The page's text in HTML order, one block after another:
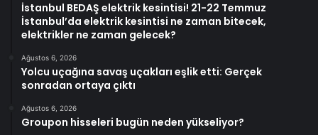
İstanbul BEDAŞ elektrik kesintisi! 21-22 Temmuz
İstanbul’da elektrik kesintisi ne zaman bitecek,
elektrikler ne zaman gelecek?
Ağustos 6, 2026
Yolcu uçağına savaş uçakları eşlik etti: Gerçek
sonradan ortaya çıktı
Ağustos 6, 2026
Groupon hisseleri bugün neden yükseliyor?